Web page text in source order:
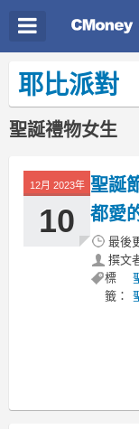
耶比派對
聖誕禮物女生
12月 2023年
10
聖誕
都愛
最後
撰文
標
籤：